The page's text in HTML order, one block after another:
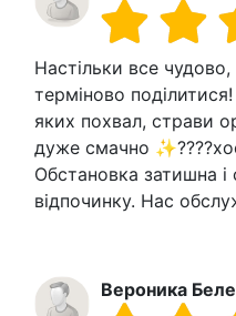
Настільки все
терміново
яких похвал, страви
дуже смачно
Обстановка затишна і
відпочинку. Нас
Вероника